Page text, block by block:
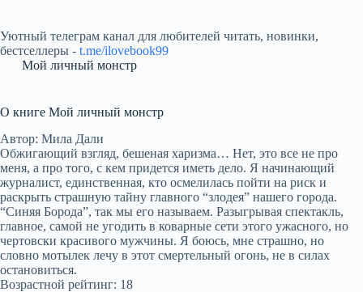
Уютный телеграм канал для любителей читать, новинки,
бестселлеры - t.me/ilovebook99
Мой личный монстр
О книге Мой личный монстр
Автор: Мила Дали
Обжигающий взгляд, бешеная харизма… Нет, это все не про
меня, а про того, с кем придется иметь дело. Я начинающий
журналист, единственная, кто осмелилась пойти на риск и
раскрыть страшную тайну главного “злодея” нашего города.
“Синяя Борода”, так мы его называем. Разыгрывая спектакль,
главное, самой не угодить в коварные сети этого ужасного, но
чертовски красивого мужчины. Я боюсь, мне страшно, но
словно мотылек лечу в этот смертельный огонь, не в силах
остановиться.
Возрастной рейтинг: 18